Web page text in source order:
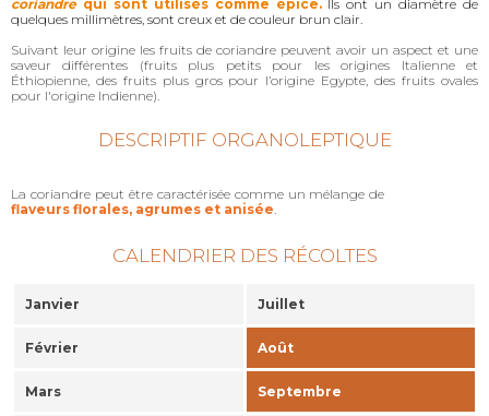
coriandre qui sont utilisés comme épice. Ils ont un diamètre de
quelques millimètres, sont creux et de couleur brun clair.
Suivant leur origine les fruits de coriandre peuvent avoir un aspect et une
saveur différentes (fruits plus petits pour les origines Italienne et
Éthiopienne, des fruits plus gros pour l’origine Egypte, des fruits ovales
pour l'origine Indienne).
DESCRIPTIF ORGANOLEPTIQUE
La coriandre peut être caractérisée comme un mélange de
flaveurs florales, agrumes et anisée
CALENDRIER DES RÉCOLTES
Janvier Juillet
Février Août
Mars Septembre